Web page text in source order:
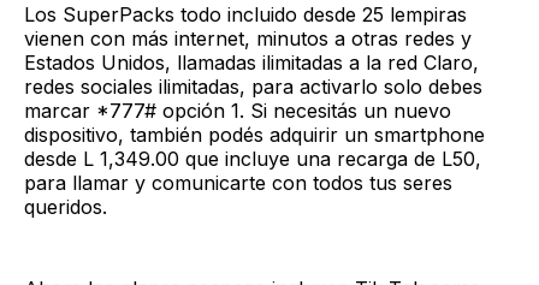
Los SuperPacks todo incluido desde 25 lempiras
vienen con más internet, minutos a otras redes y
Estados Unidos, llamadas ilimitadas a la red Claro,
redes sociales ilimitadas, para activarlo solo debes
marcar *777# opción 1. Si necesitás un nuevo
dispositivo, también podés adquirir un smartphone
desde L 1,349.00 que incluye una recarga de L50,
para llamar y comunicarte con todos tus seres
queridos.